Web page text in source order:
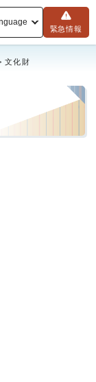
緊急情報
文化財